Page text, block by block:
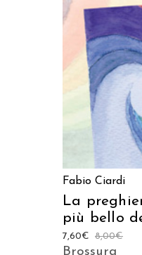
Fabio Ciardi
La
più bello
8,00€
7,60€
Brossura